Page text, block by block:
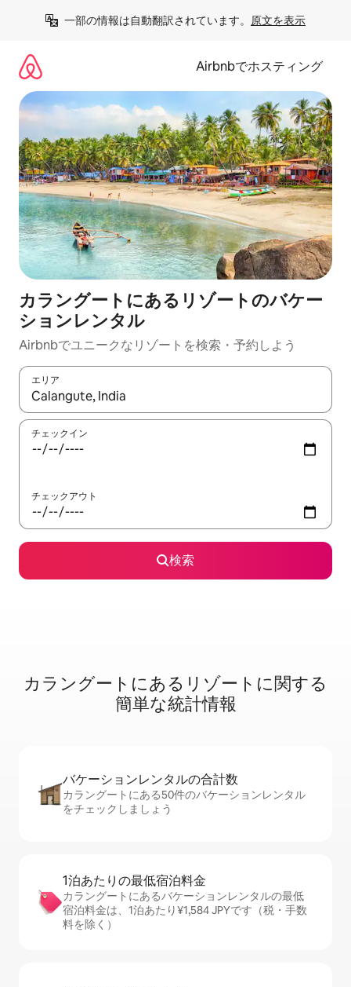
一部の情報は自動翻訳されています。 原文を表示
Airbnbでホスティング
カラングートにあるリゾートのバケー
ションレンタル
Airbnbでユニークなリゾートを検索・予約しよう
エリア
検索結果が表示されたら、上下の矢印キーを使って移動するか
チェックイン
チェックアウト
検索
カラングートに⁠あ⁠るリ⁠ゾ⁠ー⁠ト⁠に関⁠す⁠る
簡⁠単⁠な統⁠計⁠情⁠報
バケーションレ⁠ン⁠タ⁠ル⁠の合⁠計⁠数
カラングートにある50件のバケーションレンタル
をチェックしましょう
1泊あたりの最⁠低⁠宿⁠泊⁠料⁠金
カラングートにあるバケーションレンタルの最低
宿泊料金は、1泊あたり¥1,584 JPYです（税・手数
料を除く）